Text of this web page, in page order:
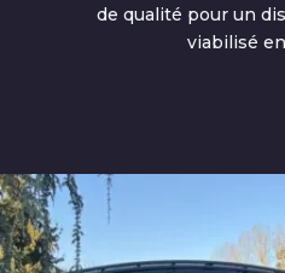
de qualité pour un
viabilisé